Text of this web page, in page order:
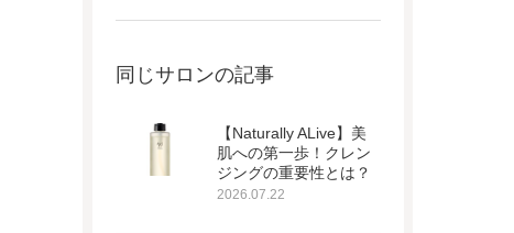
同じサロンの記事
【Naturally ALive】美
肌への第一歩！クレン
ジングの重要性とは？
2026.07.22